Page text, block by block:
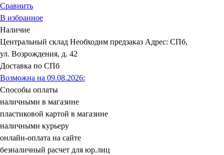
Сравнить
В избранное
Наличие
Центральный склад Необходим предзаказ Адрес: СПб,
ул. Возрождения, д. 42
Доставка по СПб
Возможна на 09.08.2026:
Способы оплаты
наличными в магазине
пластиковой картой в магазине
наличными курьеру
онлайн-оплата на сайте
безналичный расчет для юр.лиц